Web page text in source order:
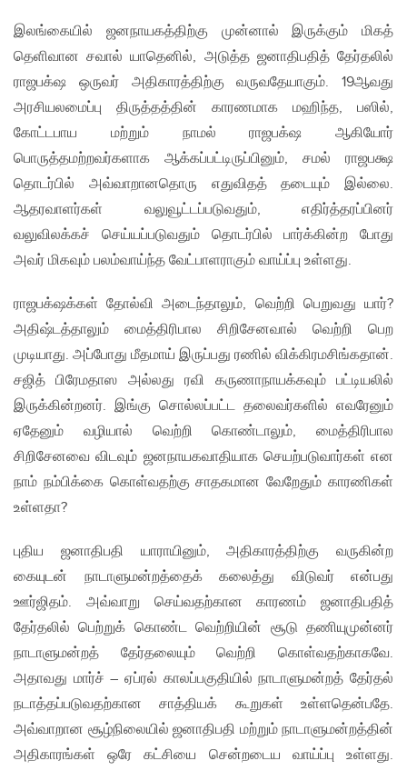
இலங்கையில் ஜனநாயகத்திற்கு முன்னால் இருக்கும் மிகத்
தெளிவான சவால் யாதெனில், அடுத்த ஜனாதிபதித் தேர்தலில்
ராஜபக்‌ஷ ஒருவர் அதிகாரத்திற்கு வருவதேயாகும். 19ஆவது
அரசியலமைப்பு திருத்தத்தின் காரணமாக மஹிந்த, பஸில்,
கோட்டபாய மற்றும் நாமல் ராஜபக்‌ஷ ஆகியோர்
பொருத்தமற்றவர்களாக ஆக்கப்பட்டிருப்பினும், சமல் ராஜபக்ஷ
தொடர்பில் அவ்வாறானதொரு எதுவிதத் தடையும் இல்லை.
ஆதரவாளர்கள் வலுவூட்டப்படுவதும், எதிர்த்தரப்பினர்
வலுவிலக்கச் செய்யப்படுவதும் தொடர்பில் பார்க்கின்ற போது
அவர் மிகவும் பலம்வாய்ந்த வேட்பாளராகும் வாய்ப்பு உள்ளது.
ராஜபக்‌ஷக்கள் தோல்வி அடைந்தாலும், வெற்றி பெறுவது யார்?
அதிஷ்டத்தாலும் மைத்திரிபால சிறிசேனவால் வெற்றி பெற
முடியாது. அப்போது மீதமாய் இருப்பது ரணில் விக்கிரமசிங்கதான்.
சஜித் பிரேமதாஸ அல்லது ரவி கருணாநாயக்கவும் பட்டியலில்
இருக்கின்றனர். இங்கு சொல்லப்பட்ட தலைவர்களில் எவரேனும்
ஏதேனும் வழியால் வெற்றி கொண்டாலும், மைத்திரிபால
சிறிசேனவை விடவும் ஜனநாயகவாதியாக செயற்படுவார்கள் என
நாம் நம்பிக்கை கொள்வதற்கு சாதகமான வேறேதும் காரணிகள்
உள்ளதா?
புதிய ஜனாதிபதி யாராயினும், அதிகாரத்திற்கு வருகின்ற
கையுடன் நாடாளுமன்றத்தைக் கலைத்து விடுவர் என்பது
ஊர்ஜிதம். அவ்வாறு செய்வதற்கான காரணம் ஜனாதிபதித்
தேர்தலில் பெற்றுக் கொண்ட வெற்றியின் சூடு தணியுமுன்னர்
நாடாளுமன்றத் தேர்தலையும் வெற்றி கொள்வதற்காகவே.
அதாவது மார்ச் – ஏப்ரல் காலப்பகுதியில் நாடாளுமன்றத் தேர்தல்
நடாத்தப்படுவதற்கான சாத்தியக் கூறுகள் உள்ளதென்பதே.
அவ்வாறான சூழ்நிலையில் ஜனாதிபதி மற்றும் நாடாளுமன்றத்தின்
அதிகாரங்கள் ஒரே கட்சியை சென்றடைய வாய்ப்பு உள்ளது.